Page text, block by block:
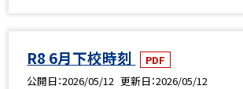
R8 6月下校時刻
PDF
公開日 2026/05/12 更新日 2026/05/12